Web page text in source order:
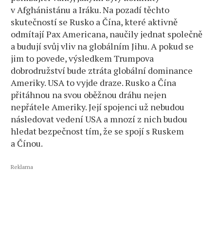
v Afghánistánu a Iráku. Na pozadí těchto
skutečností se Rusko a Čína, které aktivně
odmítají Pax Americana, naučily jednat společně
a budují svůj vliv na globálním Jihu. A pokud se
jim to povede, výsledkem Trumpova
dobrodružství bude ztráta globální dominance
Ameriky. USA to vyjde draze. Rusko a Čína
přitáhnou na svou oběžnou dráhu nejen
nepřátele Ameriky. Její spojenci už nebudou
následovat vedení USA a mnozí z nich budou
hledat bezpečnost tím, že se spojí s Ruskem
a Čínou.
Reklama